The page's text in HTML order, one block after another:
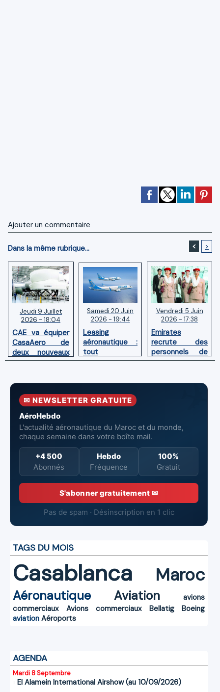
Ajouter un commentaire
Dans la même rubrique... < >
Jeudi 9 Juillet
2026 - 18:04
CAE va équiper
CasaAero de
deux nouveaux
simulateurs de
737 MAX et 787
Samedi 20 Juin
2026 - 19:44
Leasing
aéronautique :
tout
comprendre sur
wet lease et le
leaseback
Vendredi 5 Juin
2026 - 17:38
Emirates
recrute des
personnels de
cabine au Maroc
✉ NEWSLETTER GRATUITE
AéroHebdo
L'actualité aéronautique du Maroc et du monde,
chaque semaine dans votre boîte mail.
+4 500
Abonnés
Hebdo
Fréquence
100%
Gratuit
S'abonner gratuitement ✉
Pas de spam · Désinscription en 1 clic
TAGS DU MOIS
Casablanca Maroc
Aéronautique Aviation
avions
commerciaux
Avions commerciaux Bellatig
Boeing
aviation Aéroports
AGENDA
Mardi 8 Septembre
El Alamein International Airshow (au 10/09/2026)